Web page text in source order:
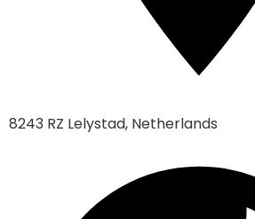
8243 RZ Lelystad, Netherlands